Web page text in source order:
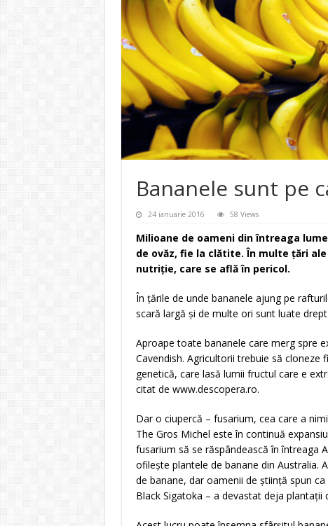
Bananele sunt pe
24 ianuarie 2016 58 Views
Milioane de oameni din întreaga
de ovăz, fie la clătite. În multe ţări
nutriţie, care se află în pericol.
În ţările de unde bananele ajung pe
scară largă şi de multe ori sunt luate
Aproape toate bananele care merg spre
Cavendish. Agricultorii trebuie să
genetică, care lasă lumii fructul care e
citat de www.descopera.ro.
Dar o ciupercă – fusarium, cea care a
The Gros Michel este în continuă
fusarium să se răspândească în întreaga
ofileşte plantele de banane din Australia.
de banane, dar oamenii de ştiinţă spun
Black Sigatoka – a devastat deja plantaţii